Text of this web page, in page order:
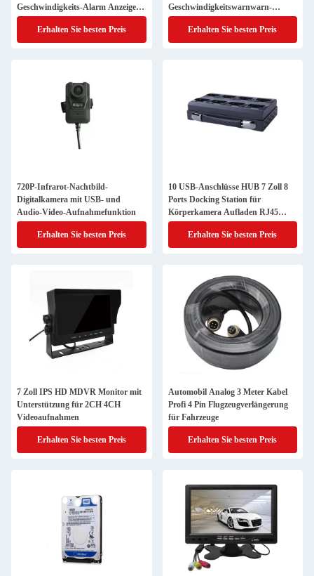
Geschwindigkeits-Alarm Anzeige
und Pieps
Erhalten Sie besten Preis
Geschwindigkeitswarnwarn-
Erinnerung und Stromversorgung
Erhalten Sie besten Preis
720P-Infrarot-Nachtbild-
Digitalkamera mit USB- und
Audio-Video-Aufnahmefunktion
Erhalten Sie besten Preis
10 USB-Anschlüsse HUB 7 Zoll 8
Ports Docking Station für
Körperkamera Aufladen RJ45
100M Kabel
Erhalten Sie besten Preis
7 Zoll IPS HD MDVR Monitor mit
Unterstützung für 2CH 4CH
Videoaufnahmen
Erhalten Sie besten Preis
Automobil Analog 3 Meter Kabel
Profi 4 Pin Flugzeugverlängerung
für Fahrzeuge
Erhalten Sie besten Preis